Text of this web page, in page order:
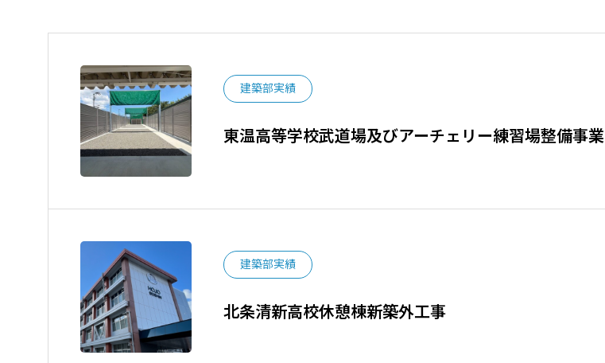
建築部実績
東温高等学校武道場及びアーチェリー練習場整備事業
建築部実績
北条清新高校休憩棟新築外工事